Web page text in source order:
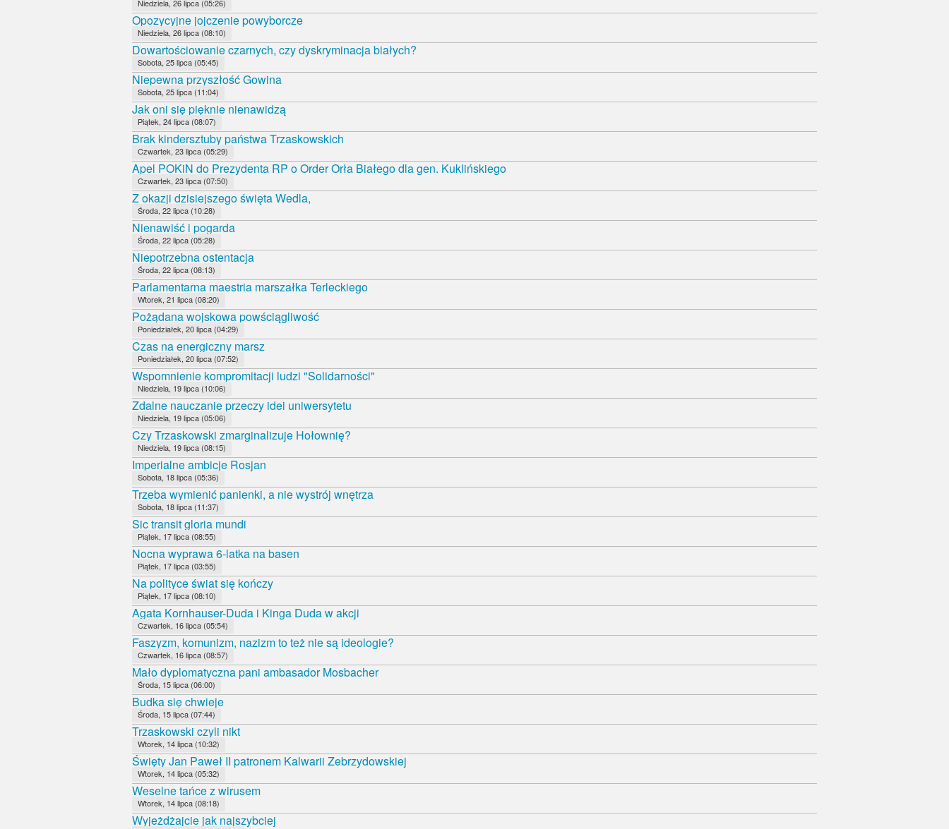
Niedziela, 26 lipca (05:26)
Opozycyjne jojczenie powyborcze
Niedziela, 26 lipca (08:10)
Dowartościowanie czarnych, czy dyskryminacja białych?
Sobota, 25 lipca (05:45)
Niepewna przyszłość Gowina
Sobota, 25 lipca (11:04)
Jak oni się pięknie nienawidzą
Piątek, 24 lipca (08:07)
Brak kindersztuby państwa Trzaskowskich
Czwartek, 23 lipca (05:29)
Apel POKiN do Prezydenta RP o Order Orła Białego dla gen. Kuklińskiego
Czwartek, 23 lipca (07:50)
Z okazji dzisiejszego święta Wedla,
Środa, 22 lipca (10:28)
Nienawiść i pogarda
Środa, 22 lipca (05:28)
Niepotrzebna ostentacja
Środa, 22 lipca (08:13)
Parlamentarna maestria marszałka Terleckiego
Wtorek, 21 lipca (08:20)
Pożądana wojskowa powściągliwość
Poniedziałek, 20 lipca (04:29)
Czas na energiczny marsz
Poniedziałek, 20 lipca (07:52)
Wspomnienie kompromitacji ludzi "Solidarności"
Niedziela, 19 lipca (10:06)
Zdalne nauczanie przeczy idei uniwersytetu
Niedziela, 19 lipca (05:06)
Czy Trzaskowski zmarginalizuje Hołownię?
Niedziela, 19 lipca (08:15)
Imperialne ambicje Rosjan
Sobota, 18 lipca (05:36)
Trzeba wymienić panienki, a nie wystrój wnętrza
Sobota, 18 lipca (11:37)
Sic transit gloria mundi
Piątek, 17 lipca (08:55)
Nocna wyprawa 6-latka na basen
Piątek, 17 lipca (03:55)
Na polityce świat się kończy
Piątek, 17 lipca (08:10)
Agata Kornhauser-Duda i Kinga Duda w akcji
Czwartek, 16 lipca (05:54)
Faszyzm, komunizm, nazizm to też nie są ideologie?
Czwartek, 16 lipca (08:57)
Mało dyplomatyczna pani ambasador Mosbacher
Środa, 15 lipca (06:00)
Budka się chwieje
Środa, 15 lipca (07:44)
Trzaskowski czyli nikt
Wtorek, 14 lipca (10:32)
Święty Jan Paweł II patronem Kalwarii Zebrzydowskiej
Wtorek, 14 lipca (05:32)
Weselne tańce z wirusem
Wtorek, 14 lipca (08:18)
Wyjeżdżajcie jak najszybciej